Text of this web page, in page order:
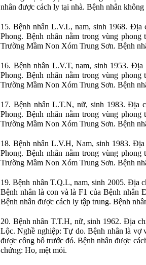
nhân được cách ly tại nhà. Bệnh nhân
15. Bệnh nhân L.V.L, nam, sinh 1968.
Phong. Bệnh nhân nằm trong vùng
Trường Mầm Non Xóm Trung Sơn. Bệnh
16. Bệnh nhân L.V.T, nam, sinh 1953.
Phong. Bệnh nhân nằm trong vùng
Trường Mầm Non Xóm Trung Sơn. Bệnh
17. Bệnh nhân L.T.N, nữ, sinh 1983. Địa
Phong. Bệnh nhân nằm trong vùng
Trường Mầm Non Xóm Trung Sơn. Bệnh
18. Bệnh nhân L.V.H, Nam, sinh 1983.
Phong. Bệnh nhân nằm trong vùng
Trường Mầm Non Xóm Trung Sơn. Bệnh
19. Bệnh nhân T.Q.L, nam, sinh 2005. Địa
Bệnh nhân là con và là F1 của Bệnh nhân
Bệnh nhân được cách ly tập trung. Bệnh
20. Bệnh nhân T.T.H, nữ, sinh 1962. Địa
Lộc. Nghề nghiệp: Tự do. Bệnh nhân là vợ
được công bố trước đó. Bệnh nhân được
chứng: Ho, mệt mỏi.